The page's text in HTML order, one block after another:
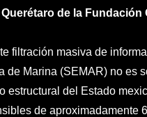
de la Fundación
filtración masiva de
de Marina (SEMAR) no es
estructural del Estado
de aproximadamente